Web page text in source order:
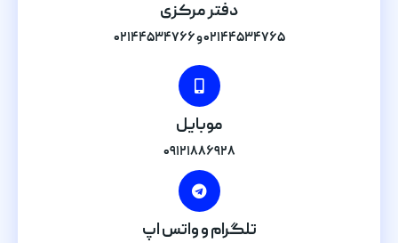
دفتر مرکزی
۰۲۱۴۴۵۳۴۷۶۵ و ۰۲۱۴۴۵۳۴۷۶۶
موبایل
۰۹۱۲۱۸۸۶۹۲۸
تلگرام و واتس اپ